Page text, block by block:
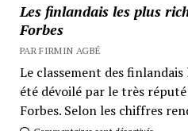
Les finlandais les plus
Forbes
PAR FIRMIN AGBÉ
Le classement des
été dévoilé par le très
Forbes. Selon les chiffres